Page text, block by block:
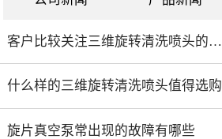
客户比较关注三维旋转清洗喷头的哪些方面
什么样的三维旋转清洗喷头值得选购
旋片真空泵常出现的故障有哪些